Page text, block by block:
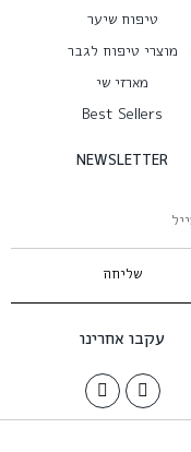
טיפוח שיער
מוצרי טיפוח לגבר
מארזי שי
Best Sellers
NEWSLETTER
שליחה
עקבו אחרינו